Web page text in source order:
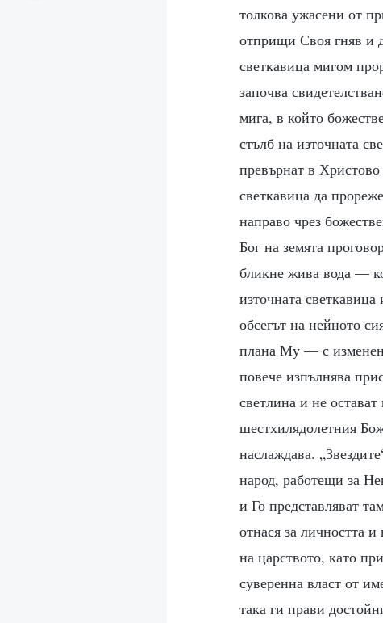
толкова ужасени от
отприщи Своя гняв и
светкавица мигом
започва
мига, в който
стълб на източната
превърнат в Христово
светкавица да
направо чрез
Бог на земята
бликне жива вода —
източната
обсегът на нейното
плана Му — с
повече изпълнява
светлина и не
шестхилядолетния
наслаждава.
народ, работещи за
и Го представляват
отнася за личността
на царството, като
суверенна власт от
така ги прави